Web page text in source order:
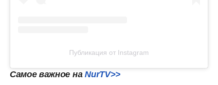
Публикация от Instagram
Самое важное на NurTV>>